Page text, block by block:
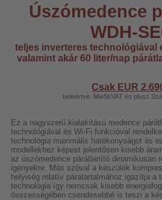
Úszómedence
WDH-
teljes inverteres technológiával
valamint akár 60 liter/nap
Csak EUR
beleértve. MwSt/VAT és plusz
Ez a nagyszerű kialakítású medence
technológiával és Wi-Fi funkcióval
technológia maximális hatékonyságot és
modellekhez képest jelentősen kisebb
az úszómedence párátlanító dinamikusan
igényekre. Más szóval a készülék
helyiség relatív páratartalmához igazítja a
technológia így nemcsak kisebb
összességében csendesebbé is teszi a